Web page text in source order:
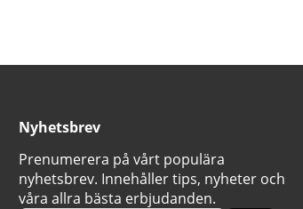
Nyhetsbrev
Prenumerera på vårt populära
nyhetsbrev. Innehåller tips, nyheter och
våra allra bästa erbjudanden.